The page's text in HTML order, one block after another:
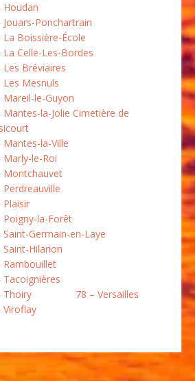
Houdan
Jouars-Ponchartrain
La Boissière-École
La Celle-Les-Bordes
Les Bréviaires
Les Mesnuls
Mareil-le-Guyon
Mantes-la-Jolie Cimetière de
Mantes-la-Ville
Marly-le-Roi
Montchauvet
Perdreauville
Plaisir
Poigny-la-Forêt
Saint-Germain-en-Laye
Saint-Hilarion
Rambouillet
Tacoignières
Thoiry
78 – Versailles
Viroflay